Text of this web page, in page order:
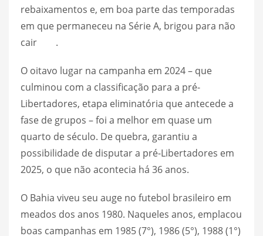
rebaixamentos e, em boa parte das temporadas
em que permaneceu na Série A, brigou para não
cair .
O oitavo lugar na campanha em 2024 – que
culminou com a classificação para a pré-
Libertadores, etapa eliminatória que antecede a
fase de grupos – foi a melhor em quase um
quarto de século. De quebra, garantiu a
possibilidade de disputar a pré-Libertadores em
2025, o que não acontecia há 36 anos.
O Bahia viveu seu auge no futebol brasileiro em
meados dos anos 1980. Naqueles anos, emplacou
boas campanhas em 1985 (7°), 1986 (5°), 1988 (1°)